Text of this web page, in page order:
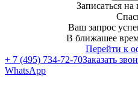
Записаться
Ваш запрос
В ближашее
Перейти к
+ 7 (495) 734-72-70Заказать
WhatsApp